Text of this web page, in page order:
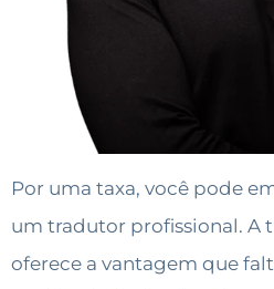
Por uma taxa, você pode
um tradutor profissional. A
oferece a vantagem que